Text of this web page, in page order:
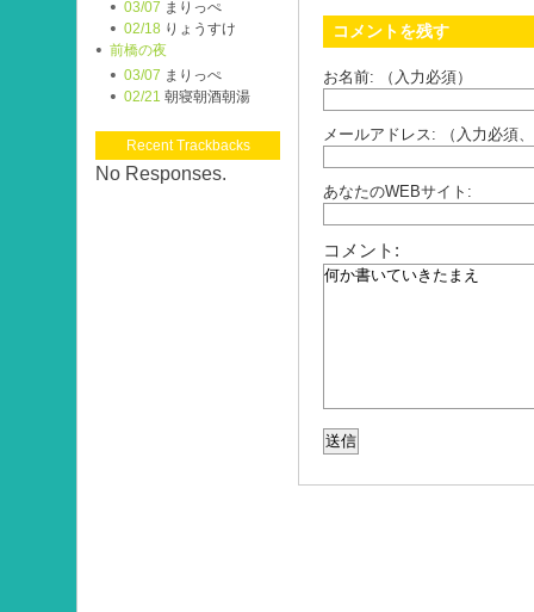
コメントを残す
お名前: （入力必須）
メールアドレス: （入力必須
あなたのWEBサイト:
コメント:
03/07 まりっぺ
02/18 りょうすけ
前橋の夜
03/07 まりっぺ
02/21 朝寝朝酒朝湯
Recent Trackbacks
No Responses.